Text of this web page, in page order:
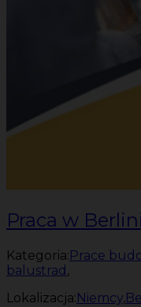
Praca w
Kategoria:Prace
balustrad ,
Lokalizacja:Niemcy,